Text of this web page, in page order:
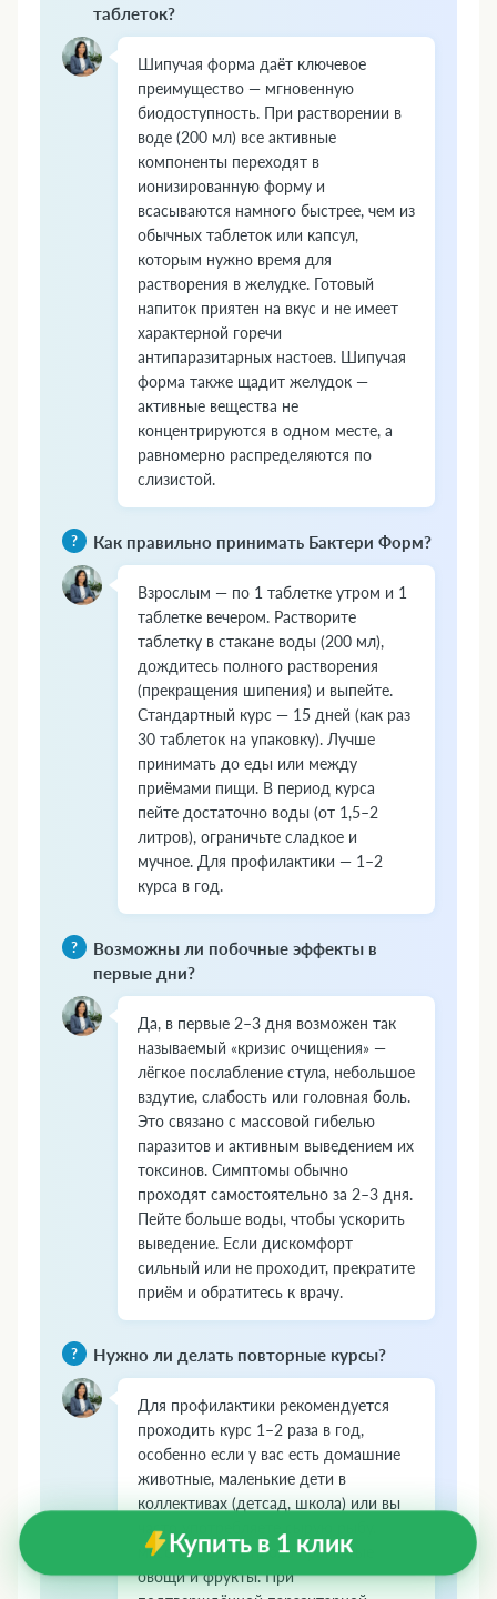
таблеток?
Шипучая форма даёт ключевое
преимущество — мгновенную
биодоступность. При растворении в
воде (200 мл) все активные
компоненты переходят в
ионизированную форму и
всасываются намного быстрее, чем из
обычных таблеток или капсул,
которым нужно время для
растворения в желудке. Готовый
напиток приятен на вкус и не имеет
характерной горечи
антипаразитарных настоев. Шипучая
форма также щадит желудок —
активные вещества не
концентрируются в одном месте, а
равномерно распределяются по
слизистой.
Как правильно принимать Бактери Форм?
Взрослым — по 1 таблетке утром и 1
таблетке вечером. Растворите
таблетку в стакане воды (200 мл),
дождитесь полного растворения
(прекращения шипения) и выпейте.
Стандартный курс — 15 дней (как раз
30 таблеток на упаковку). Лучше
принимать до еды или между
приёмами пищи. В период курса
пейте достаточно воды (от 1,5–2
литров), ограничьте сладкое и
мучное. Для профилактики — 1–2
курса в год.
Возможны ли побочные эффекты в
первые дни?
Да, в первые 2–3 дня возможен так
называемый «кризис очищения» —
лёгкое послабление стула, небольшое
вздутие, слабость или головная боль.
Это связано с массовой гибелью
паразитов и активным выведением их
токсинов. Симптомы обычно
проходят самостоятельно за 2–3 дня.
Пейте больше воды, чтобы ускорить
выведение. Если дискомфорт
сильный или не проходит, прекратите
приём и обратитесь к врачу.
Нужно ли делать повторные курсы?
Для профилактики рекомендуется
проходить курс 1–2 раза в год,
особенно если у вас есть домашние
животные, маленькие дети в
коллективах (детсад, школа) или вы
часто употребляете сырую рыбу,
мясо с кровью, плохо промытые
овощи и фрукты. При
Купить в 1 клик